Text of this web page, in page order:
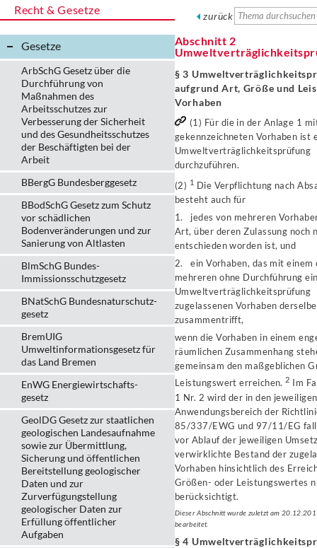
Recht & Gesetze
Gesetze
ArbSchG Gesetz über die
Durchführung von
Maßnahmen des
Arbeitsschutzes zur
Verbesserung der Sicherheit
und des Gesundheitsschutzes
der Beschäftigten bei der
Arbeit
BBergG Bundesberggesetz
BBodSchG Gesetz zum Schutz
vor schädlichen
Bodenveränderungen und zur
Sanierung von Altlasten
BlmSchG Bundes-
Immissionsschutz­gesetz
BNatSchG Bundesnaturschutz-
gesetz
BremUIG
Umweltinformationsgesetz für
das Land Bremen
EnWG Energiewirtschafts-
gesetz
GeolDG Gesetz zur staatlichen
geologischen Landesaufnahme
sowie zur Übermittlung,
Sicherung und öffentlichen
Bereitstellung geologischer
Daten und zur
Zurverfügungstellung
geologischer Daten zur
Erfüllung öffentlicher
Aufgaben
zurück
Abschnitt 2
§ 3
aufgrund Art, Größe und
Vorhaben
(1) Für die in der Anlage 1
gekennzeichneten Vorhaben ist
Umweltverträglichkeitsprüfung
durchzuführen.
(2) 1 Die Verpflichtung nach
besteht auch für
1. jedes von mehreren
Art, über deren Zulassung noch
entschieden worden ist, und
2. ein Vorhaben, das mit einem
mehreren ohne Durchführung
Umweltverträglichkeitsprüfung
zugelassenen Vorhaben
zusammentrifft,
wenn die Vorhaben in einem
räumlichen Zusammenhang
gemeinsam den maßgeblichen
Leistungswert erreichen.2
Im
1 Nr. 2 wird der in den jeweiligen
Anwendungsbereich der
85/337/EWG und 97/11/EG
vor Ablauf der jeweiligen
verwirklichte Bestand der
Vorhaben hinsichtlich des
Größen- oder Leistungswertes
berücksichtigt.
Dieser Abschnitt wurde zuletzt am
bearbeitet.
§ 4